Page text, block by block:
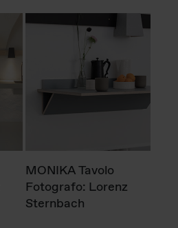
MONIKA Tavolo
Fotografo: Lorenz
Sternbach